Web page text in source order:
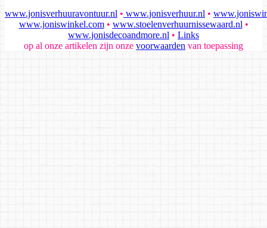
www.jonisverhuuravontuur.nl • www.jonisverhuur.nl •
www.joniswinkel.com• www.stoelenverhuurnissewaard.nl •
www.jonisdecoandmore.nl • Links
op al onze artikelen zijn onze voorwaarden van toepassing